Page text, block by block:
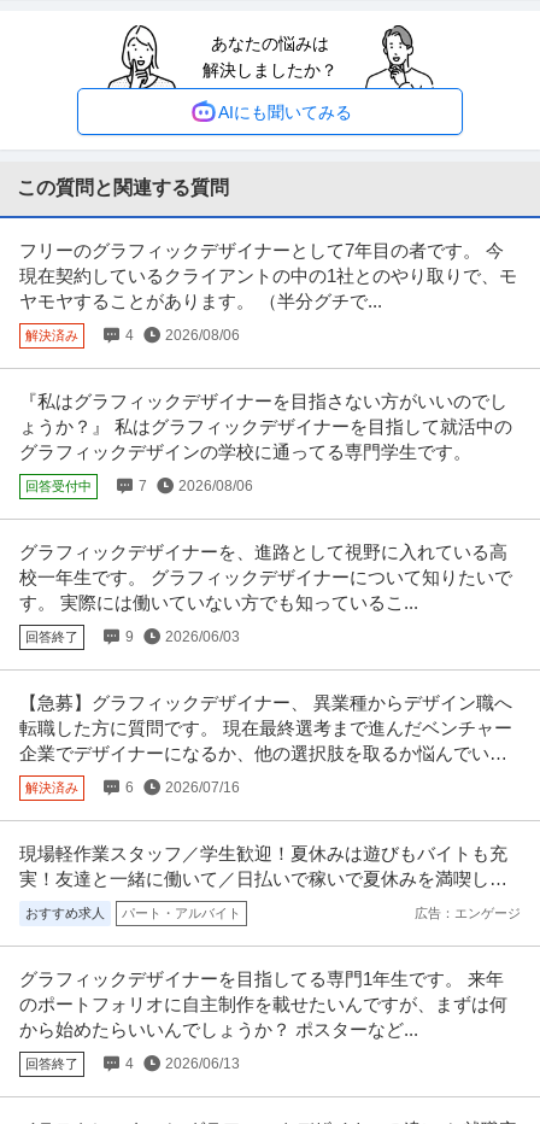
「デザイナー」アイウェアのプロダクトデザイナー
株式会社インターメスティック
東証一部上場企業
【職種】デザイン＞その他 【業種】メーカー＞アパレル・ファッション ※会
員属性などに応じ、当該求人…続きを見る
個人営業 ／ 「営業」土日祝休み／業界屈指のインセンティブ／残
業月10h
株式会社ヴェリタス・インベストメント
経験者優遇
年収800万円
【職種】営業＞個人営業 【業種】不動産＞デベロッパー ※会員属性などに応
じ、当該求人をビズリーチ上…続きを見る
提供：ビズリーチ
プロダクトマネージャー ／ 「プロダクトマネージャー・PdM」エ
ンタメプラットフォームの開発・グロースを牽引／ストックオプ
株式会社Castee
新着 年間休日110日以上
【職種】Webサービス・制作＞プロダクトマネージャー 【業種】IT・インタ
ーネット＞その他 ※会員…続きを見る
提供：ビズリーチ
年休130日」自社ブランド“trias”の不動産管理フレックス制／週1
在宅可／渋谷勤務／年休130日
新着 在宅ワーク 年間休日100日以上 年間休日110日以上
年収400万円〜800万円
【職種】不動産＞不動産・マンション・ビル管理 【業種】建設＞建設・建
築・土木 ※会員属性などに応じ…続きを見る
提供：ビズリーチ
建築施工管理 ／ 「制作管理職（内装施工管理）」唯一無二の空間
空間を創るプロフェッショナル
株式会社乃村工藝社
正社員 土日休み 研修あり 産休・育休実績あり
じ、当該求人をビズリーチ上…続きを見る
提供：ビズリーチ
不動産・マンション・ビル管理 ／ ◤営業事務／不動産業界経験者
歓迎◢ 賃貸物件の解約立会に関する周辺業務をお任せします／土
あなたの悩みは
解決しましたか？
AIにも聞いてみる
この質問と関連する質問
フリーのグラフィックデザイナーとして7年目の者です。 今
現在契約しているクライアントの中の1社とのやり取りで、モ
ヤモヤすることがあります。 （半分グチで...
解決済み 4 2026/08/06
『私はグラフィックデザイナーを目指さない方がいいのでし
ょうか？』 私はグラフィックデザイナーを目指して就活中の
グラフィックデザインの学校に通ってる専門学生です。
回答受付中 7 2026/08/06
グラフィックデザイナーを、進路として視野に入れている高
校一年生です。 グラフィックデザイナーについて知りたいで
す。 実際には働いていない方でも知っているこ...
回答終了 9 2026/06/03
【急募】グラフィックデザイナー、 異業種からデザイン職へ
転職した方に質問です。 現在最終選考まで進んだベンチャー
企業でデザイナーになるか、他の選択肢を取るか悩んでいま
す。
解決済み 6 2026/07/16
現場軽作業スタッフ／学生歓迎！夏休みは遊びもバイトも充
実！友達と一緒に働いて／日払いで稼いで夏休みを満喫しよ
う！
おすすめ求人 パート・アルバイト 広告：エンゲージ
グラフィックデザイナーを目指してる専門1年生です。 来年
のポートフォリオに自主制作を載せたいんですが、まずは何
から始めたらいいんでしょうか？ ポスターなど...
回答終了 4 2026/06/13